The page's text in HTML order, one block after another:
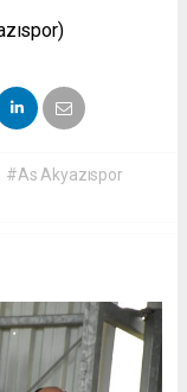
#As Akyazıspor